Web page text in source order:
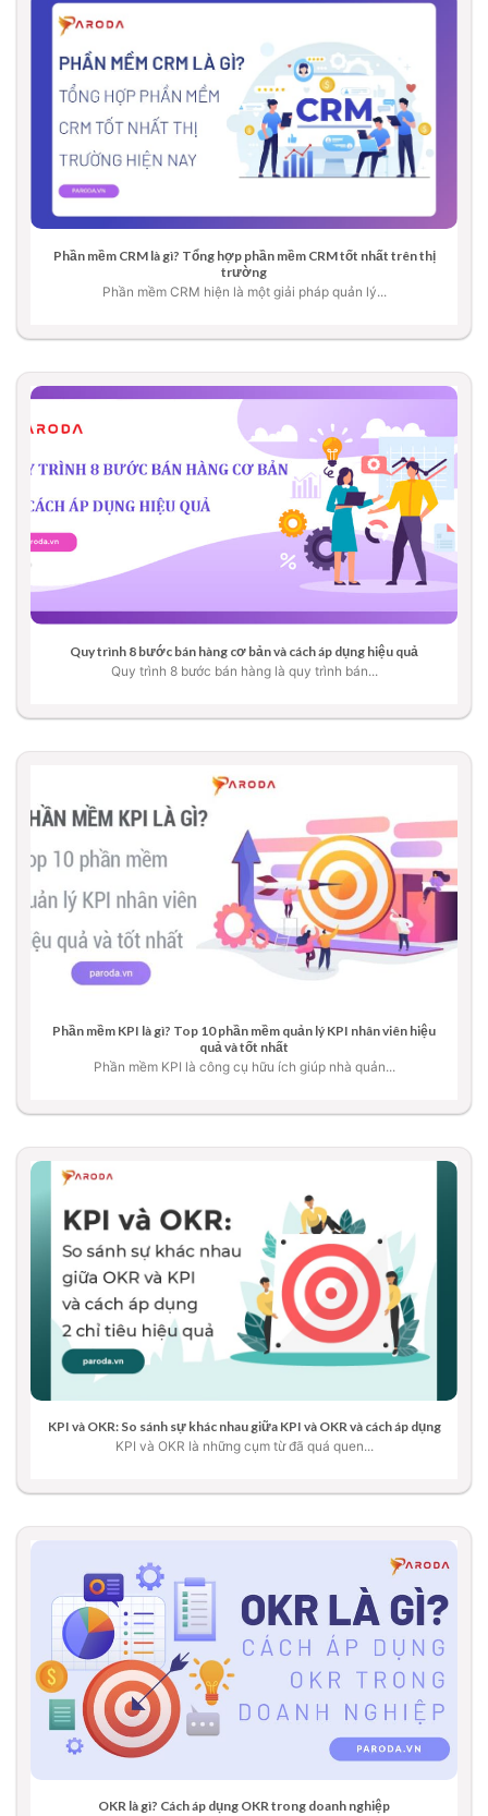
Phần mềm CRM là gì? Tổng hợp phần mềm CRM tốt nhất trên thị
trường
Phần mềm CRM hiện là một giải pháp quản lý...
Quy trình 8 bước bán hàng cơ bản và cách áp dụng hiệu quả
Quy trình 8 bước bán hàng là quy trình bán...
Phần mềm KPI là gì? Top 10 phần mềm quản lý KPI nhân viên hiệu
quả và tốt nhất
Phần mềm KPI là công cụ hữu ích giúp nhà quản...
KPI và OKR: So sánh sự khác nhau giữa KPI và OKR và cách áp dụng
KPI và OKR là những cụm từ đã quá quen...
OKR là gì? Cách áp dụng OKR trong doanh nghiệp